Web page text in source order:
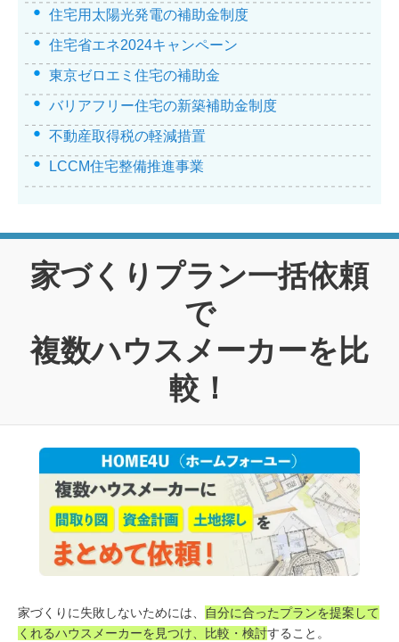
住宅用太陽光発電の補助金制度
住宅省エネ2024キャンペーン
東京ゼロエミ住宅の補助金
バリアフリー住宅の新築補助金制度
不動産取得税の軽減措置
LCCM住宅整備推進事業
家づくりプラン一括依頼
で
複数ハウスメーカーを比
較！
家づくりに失敗しないためには、
自分に合ったプランを提案して
くれるハウスメーカーを見つけ、比較・検討すること。